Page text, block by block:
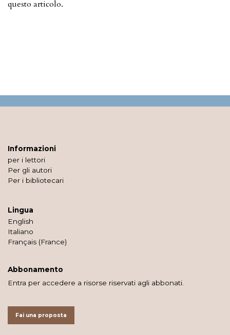
questo articolo.
Informazioni
per i lettori
Per gli autori
Per i bibliotecari
Lingua
English
Italiano
Français (France)
Abbonamento
Entra per accedere a risorse riservati agli abbonati.
Fai una proposta